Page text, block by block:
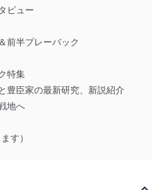
ビュー
前半プレーバック
特集
豊臣家の最新研究、新説紹介
地へ
す）